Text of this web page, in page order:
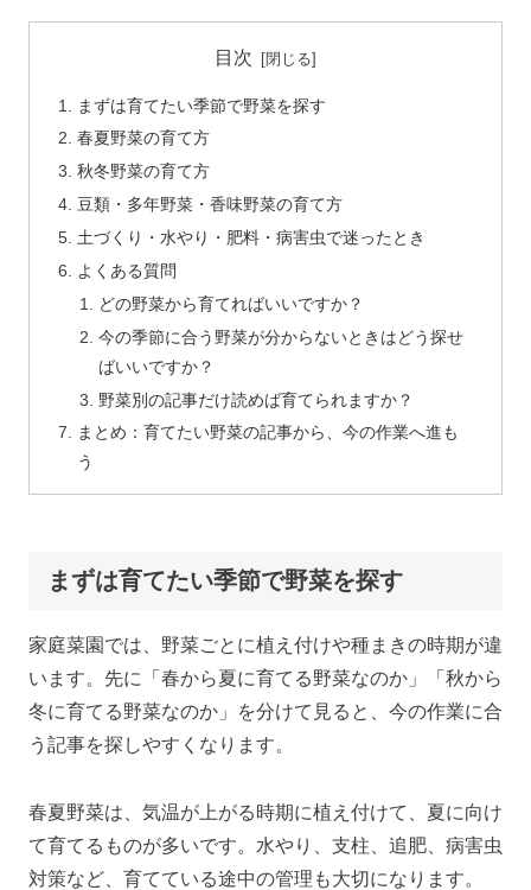
目次
まずは育てたい季節で野菜を探す
春夏野菜の育て方
秋冬野菜の育て方
豆類・多年野菜・香味野菜の育て方
土づくり・水やり・肥料・病害虫で迷ったとき
よくある質問
どの野菜から育てればいいですか？
今の季節に合う野菜が分からないときはどう探せ
ばいいですか？
野菜別の記事だけ読めば育てられますか？
まとめ：育てたい野菜の記事から、今の作業へ進も
う
まずは育てたい季節で野菜を探す
家庭菜園では、野菜ごとに植え付けや種まきの時期が違
います。先に「春から夏に育てる野菜なのか」「秋から
冬に育てる野菜なのか」を分けて見ると、今の作業に合
う記事を探しやすくなります。
春夏野菜は、気温が上がる時期に植え付けて、夏に向け
て育てるものが多いです。水やり、支柱、追肥、病害虫
対策など、育てている途中の管理も大切になります。